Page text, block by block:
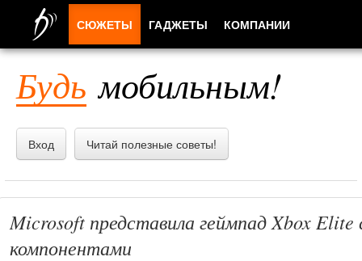
Будь мобильным!
Вход Читай полезные советы!
Microsoft представила геймпад Xbox
компонентами
СЮЖЕТЫ ГАДЖЕТЫ КОМПАНИИ
ПРИЛОЖЕНИЯ